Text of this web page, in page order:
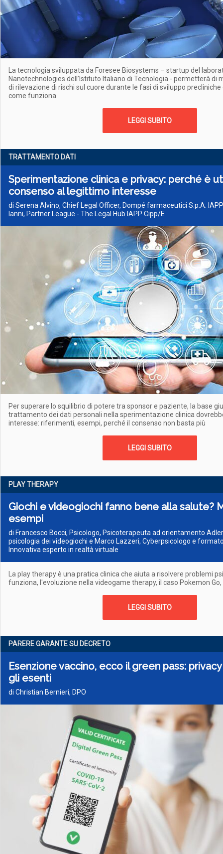
La tecnologia sviluppata da Foresee Biosystems – startup del
Nanotechnologies dell’Istituto Italiano di Tecnologia - permetterà di
di rilevazione di rischi sul cuore durante le fasi di sviluppo
come funziona
LEGGI SUBITO
TRATTAMENTO DATI
Sperimentazione clinica e privacy: perché è
consenso al legittimo interesse
di Serena Alvino, Chief Legal Officer, Dompé farmaceutici S.p.A.
Ianni, Partner League - The Legal Hub IAPP Cipp/E
Per superare lo squilibrio di potere tra sponsor e paziente, la base
trattamento dei dati personali nella sperimentazione clinica
interesse: riferimenti, esempi, perché il consenso non basta più
LEGGI SUBITO
PLAY THERAPY
Giochi e videogiochi fanno bene alla salute?
esempi
di Francesco Bocci, Psicologo, Psicoterapeuta ad orientamento
psicologia dei videogiochi e Marco Lazzeri, Cyberpsicologo e
Innovativa esperto in realtà virtuale
La play therapy è una pratica clinica che aiuta a risolvere problemi
funziona, l'evoluzione nella videogame therapy, il caso Pokemon
LEGGI SUBITO
PARERE GARANTE SU DECRETO
Esenzione vaccino, ecco il green pass:
gli esenti
di Christian Bernieri, DPO